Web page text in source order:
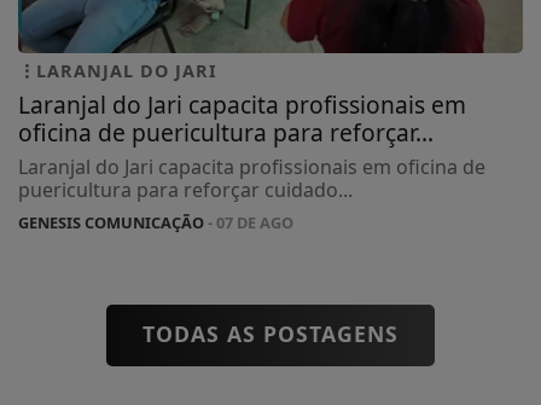
LARANJAL DO JARI
Laranjal do Jari capacita profissionais em
oficina de puericultura para reforçar...
Laranjal do Jari capacita profissionais em oficina de
puericultura para reforçar cuidado...
GENESIS COMUNICAÇÃO- 07 DE AGO
TODAS AS POSTAGENS